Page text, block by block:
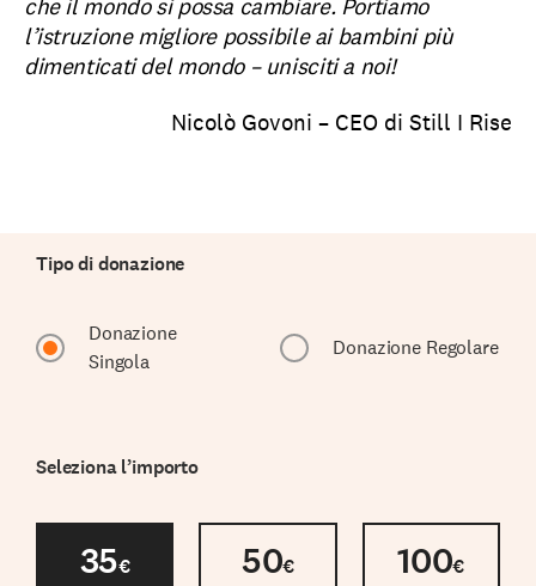
l’istruzione migliore possibile ai bambini più
dimenticati del mondo – unisciti a noi!
Nicolò Govoni – CEO di Still I Rise
Tipo di donazione
Donazione
Singola
Donazione Regolare
Seleziona l’importo
35€ 50€ 100€